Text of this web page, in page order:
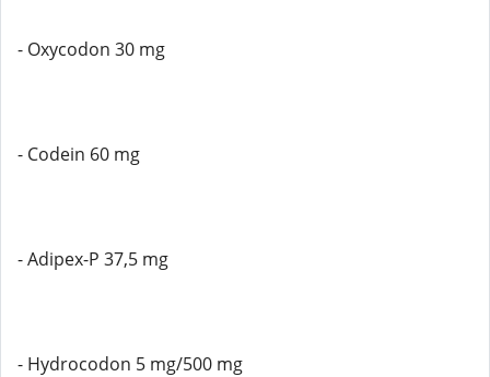
- Oxycodon 30 mg
- Codein 60 mg
- Adipex-P 37,5 mg
- Hydrocodon 5 mg/500 mg